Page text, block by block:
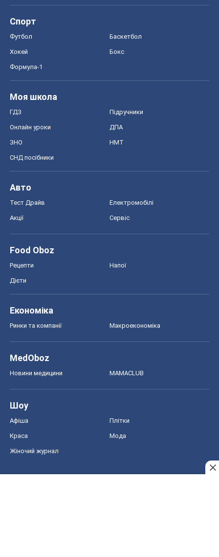
Спорт
Футбол Баскетбол
Хокей Бокс
Формула-1
Моя школа
ГДЗ Підручники
Онлайн уроки ДПА
ЗНО НМТ
СНД посібники
Авто
Тест Драйв Електромобілі
Акції Сервіс
Food Oboz
Рецепти Напої
Дієти
Економіка
Ринки та компанії Макроекономіка
MedOboz
Новини медицини MAMACLUB
Шоу
Афіша Плітки
Краса Мода
Жіночий журнал